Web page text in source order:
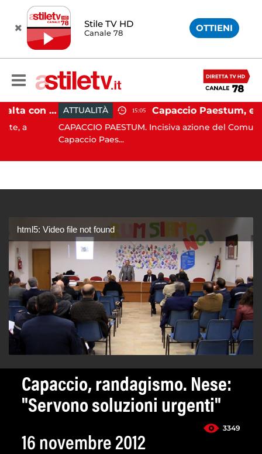
Stile TV HD
Canale 78 OTTIENI
Pontecagnano, si ribalta con l'auto alla rotatoria: giovane ferito ATTUALITÀ 15:05
CAPACCIO PAESTUM. Incisiva azione del Comune di
Capaccio Paes...
html5: Video file not found
Capaccio, randagismo. Nese:
"Servono soluzioni urgenti"
3349
16 novembre 2012